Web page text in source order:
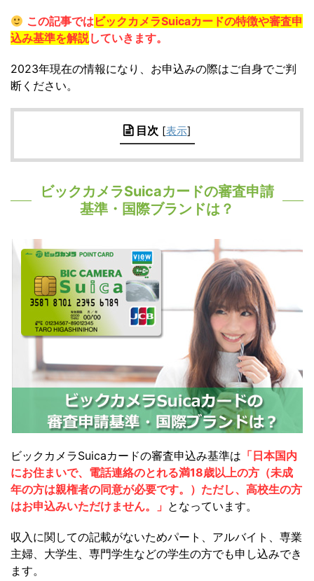
この記事ではビックカメラSuicaカードの特徴や審査申
込み基準を解説していきます。
2023年現在の情報になり、お申込みの際はご自身でご判
断ください。
目次 [表示]
ビックカメラSuicaカードの審査申請
基準・国際ブランドは？
ビックカメラSuicaカードの審査申込み基準は 「日本国内
にお住まいで、電話連絡のとれる満18歳以上の方（未成
年の方は親権者の同意が必要です。）ただし、高校生の方
はお申込みいただけません。」 となっています。
収入に関しての記載がないためパート、アルバイト、専業
主婦、大学生、専門学生などの学生の方でも申し込みでき
ます。